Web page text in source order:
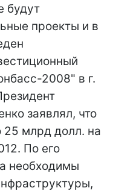
будут
проекты и в
2008" в г.
заявлял, что
25 млрд долл. на
По его
необходимы